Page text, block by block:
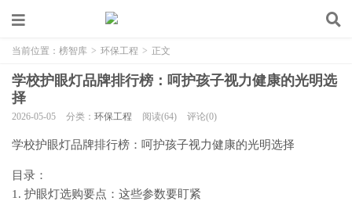
当前位置： 榜智库 > 环保工程 > 正文
学校护眼灯品牌排行榜：呵护孩子视力健康的光明选
择
2026-05-05 分类： 环保工程 阅读(64) 评论(0)
学校护眼灯品牌排行榜：呵护孩子视力健康的光明选择
目录：
1. 护眼灯选购要点：这些参数要盯紧